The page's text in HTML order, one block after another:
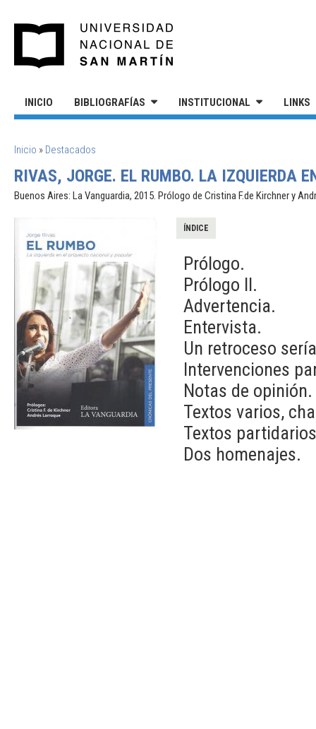
INICIO BIBLIOGRAFÍAS INSTITUCIONAL LINKS
SE ENCUENTRA USTED AQUÍ
Inicio » Destacados
RIVAS, JORGE. EL RUMBO. LA IZQUIERDA
Buenos Aires: La Vanguardia, 2015. Prólogo de Cristina F.de Kirchner y
ÍNDICE
Prólogo.
Prólogo II.
Advertencia.
Entervista.
Un retroceso
Intervenciones
Notas de opinión.
Textos varios,
Textos
Dos homenajes.